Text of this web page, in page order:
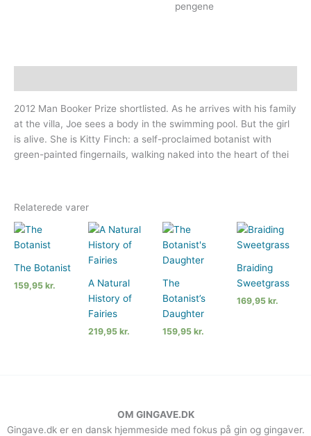
pengene
2012 Man Booker Prize shortlisted. As he arrives with his family
at the villa, Joe sees a body in the swimming pool. But the girl
is alive. She is Kitty Finch: a self-proclaimed botanist with
green-painted fingernails, walking naked into the heart of thei
Relaterede varer
The Botanist
159,95 kr.
A Natural
History of
Fairies
219,95 kr.
The
Botanist’s
Daughter
159,95 kr.
Braiding
Sweetgrass
169,95 kr.
OM GINGAVE.DK
Gingave.dk er en dansk hjemmeside med fokus på gin og gingaver.